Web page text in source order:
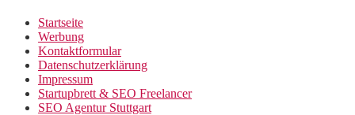
Startseite
Werbung
Kontaktformular
Datenschutzerklärung
Impressum
Startupbrett & SEO Freelancer
SEO Agentur Stuttgart